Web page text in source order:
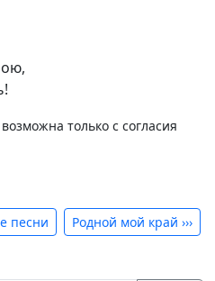
только с согласия
песни Родной мой край ›››